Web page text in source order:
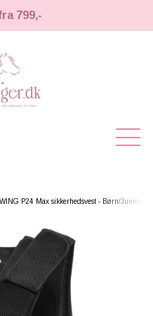
799,-
TILBEHØR
PONY
P24 Max sikkerhedsvest - Børn/Junior